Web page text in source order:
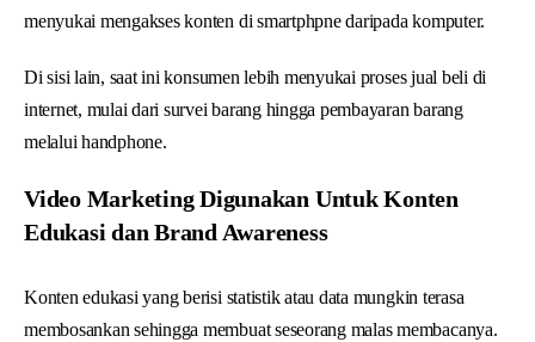
menyukai mengakses konten di smartphpne daripada komputer.
Di sisi lain, saat ini konsumen lebih menyukai proses jual beli di
internet, mulai dari survei barang hingga pembayaran barang
melalui handphone.
Video Marketing Digunakan Untuk Konten
Edukasi dan Brand Awareness
Konten edukasi yang berisi statistik atau data mungkin terasa
membosankan sehingga membuat seseorang malas membacanya.